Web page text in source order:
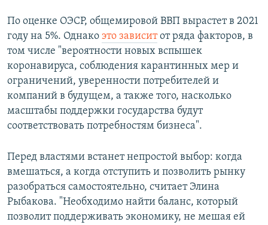
По оценке ОЭСР, общемировой ВВП вырастет в 2021
году на 5%. Однако это зависитот ряда факторов, в
том числе "вероятности новых вспышек
коронавируса, соблюдения карантинных мер и
ограничений, уверенности потребителей и
компаний в будущем, а также того, насколько
масштабы поддержки государства будут
соответствовать потребностям бизнеса".
Перед властями встанет непростой выбор: когда
вмешаться, а когда отступить и позволить рынку
разобраться самостоятельно, считает Элина
Рыбакова. "Необходимо найти баланс, который
позволит поддерживать экономику, не мешая ей